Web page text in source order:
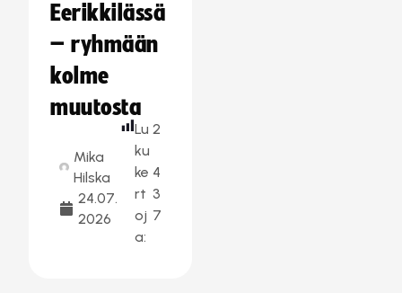
Eerikkilässä
– ryhmään
kolme
muutosta
Mika
Hilska
24.07.
2026
Lu
ku
ke
rt
oj
a:
2
4
3
7